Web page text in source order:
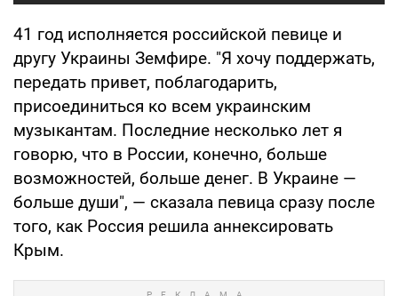
41 год исполняется российской певице и
другу Украины Земфире. "Я хочу поддержать,
передать привет, поблагодарить,
присоединиться ко всем украинским
музыкантам. Последние несколько лет я
говорю, что в России, конечно, больше
возможностей, больше денег. В Украине —
больше души", — сказала певица сразу после
того, как Россия решила аннексировать
Крым.